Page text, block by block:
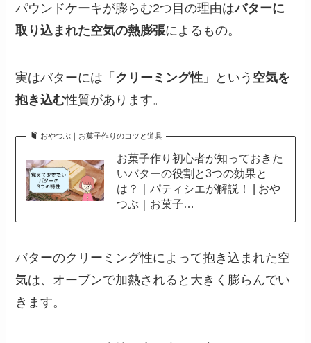
パウンドケーキが膨らむ2つ目の理由はバターに
取り込まれた空気の熱膨張によるもの。
実はバターには「 クリーミング性 」という 空気を
抱き込む性質があります。
おやつぶ｜お菓子作りのコツと道具
お菓子作り初心者が知っておきた
いバターの役割と3つの効果と
は？｜パティシエが解説！ | おや
つぶ｜お菓子…
バターのクリーミング性によって抱き込まれた空
気は、オーブンで加熱されると大きく膨らんでい
きます。